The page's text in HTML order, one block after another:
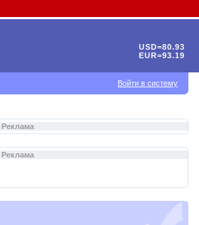
Реклама
Реклама
USD=80.93
EUR=93.19
Войти в систему